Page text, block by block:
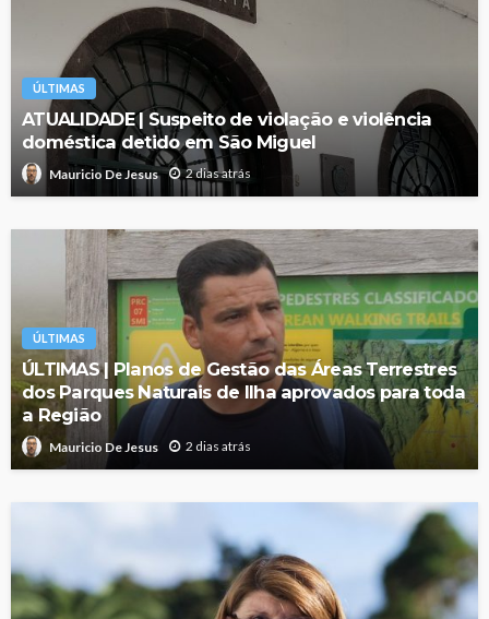
ÚLTIMAS
ATUALIDADE | Suspeito de violação e violência
doméstica detido em São Miguel
Mauricio De Jesus 2 dias atrás
ÚLTIMAS
ÚLTIMAS | Planos de Gestão das Áreas Terrestres
dos Parques Naturais de Ilha aprovados para toda
a Região
Mauricio De Jesus 2 dias atrás